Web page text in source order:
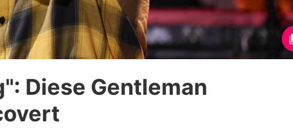
Richtlinien
Impressum
verwalten
Diese Gentleman